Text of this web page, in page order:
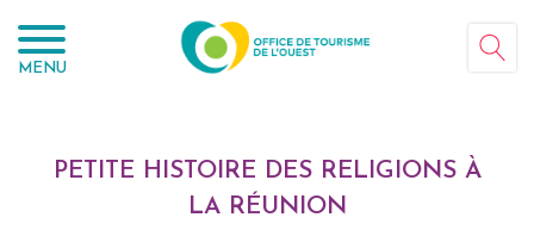
MENU
PETITE HISTOIRE DES RELIGIONS À
LA RÉUNION